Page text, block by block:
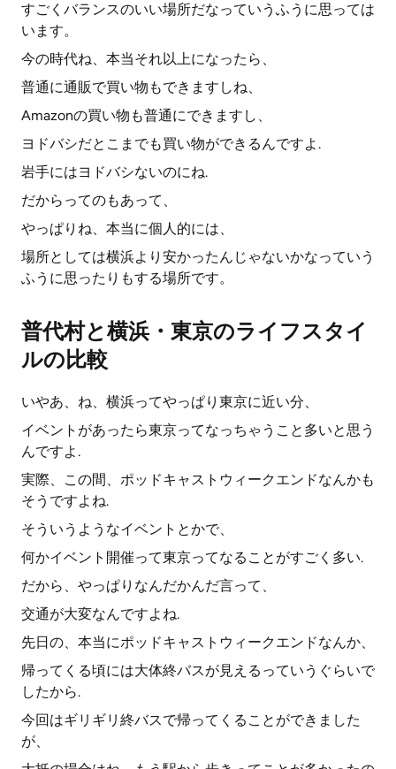
すごくバランスのいい場所だなっていうふうに思っては
います。
今の時代ね、本当それ以上になったら、
普通に通販で買い物もできますしね、
Amazonの買い物も普通にできますし、
ヨドバシだとこまでも買い物ができるんですよ.
岩手にはヨドバシないのにね.
だからってのもあって、
やっぱりね、本当に個人的には、
場所としては横浜より安かったんじゃないかなっていう
ふうに思ったりもする場所です。
普代村と横浜・東京のライフスタイ
ルの比較
いやあ、ね、横浜ってやっぱり東京に近い分、
イベントがあったら東京ってなっちゃうこと多いと思う
んですよ.
実際、この間、ポッドキャストウィークエンドなんかも
そうですよね.
そういうようなイベントとかで、
何かイベント開催って東京ってなることがすごく多い.
だから、やっぱりなんだかんだ言って、
交通が大変なんですよね.
先日の、本当にポッドキャストウィークエンドなんか、
帰ってくる頃には大体終バスが見えるっていうぐらいで
したから.
今回はギリギリ終バスで帰ってくることができました
が、